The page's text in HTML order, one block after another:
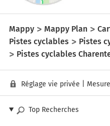
Mappy Mappy Plan
Pistes cyclables
Pistes
Pistes cyclables
Réglage vie privée
Top Recherches